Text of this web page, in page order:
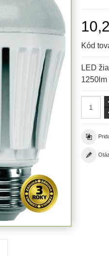
Kód
LED
1250lm